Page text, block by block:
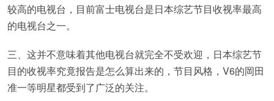
较高的电视台，目前富士电视台是日本综艺节目收视率最高
的电视台之一。
三、这并不意味着其他电视台就完全不受欢迎，日本综艺节
目的收视率究竟报告是怎么算出来的，节目风格，V6的岡田
准一等明星都受到了广泛的关注。